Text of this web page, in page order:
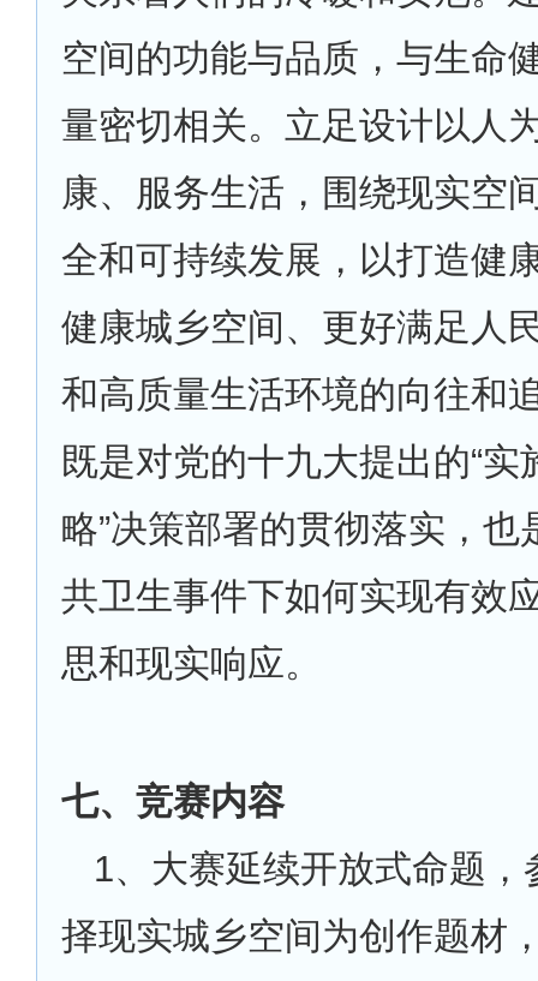
空间的功能与品质，与生命
量密切相关。立足设计以人
康、服务生活，围绕现实空
全和可持续发展，以打造健
健康城乡空间、更好满足人
和高质量生活环境的向往和
既是对党的十九大提出的“实
略”决策部署的贯彻落实，也
共卫生事件下如何实现有效
思和现实响应。
七、竞赛内容
1、大赛延续开放式命题，
择现实城乡空间为创作题材